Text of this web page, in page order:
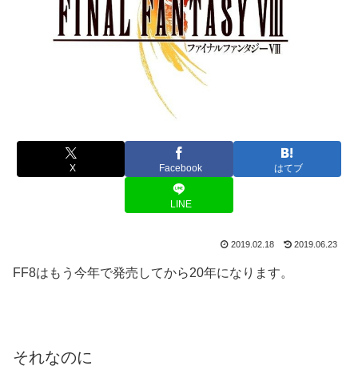
X Facebook はてブ
LINE
2019.02.18 2019.06.23
FF8はもう今年で発売してから20年になります。
それなのに